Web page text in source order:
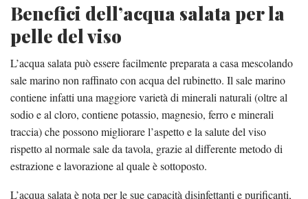
Benefici dell’acqua salata per la
pelle del viso
L’acqua salata può essere facilmente preparata a casa mescolando
sale marino non raffinato con acqua del rubinetto. Il sale marino
contiene infatti una maggiore varietà di minerali naturali (oltre al
sodio e al cloro, contiene potassio, magnesio, ferro e minerali
traccia) che possono migliorare l’aspetto e la salute del viso
rispetto al normale sale da tavola, grazie al differente metodo di
estrazione e lavorazione al quale è sottoposto.
L’acqua salata è nota per le sue capacità disinfettanti e purificanti,